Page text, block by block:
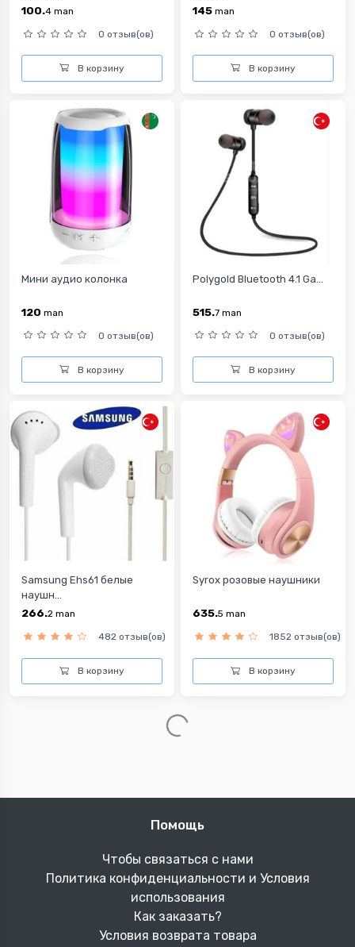
100.4 man
0 отзыв(ов)
В корзину
145 man
0 отзыв(ов)
В корзину
Мини аудио колонка
120 man
0 отзыв(ов)
В корзину
Polygold Bluetooth 4.1 Ga...
515.7 man
0 отзыв(ов)
В корзину
Samsung Ehs61 белые
наушн...
266.2 man
482 отзыв(ов)
В корзину
Syrox розовые наушники
635.5 man
1852 отзыв(ов)
В корзину
Snopy Sn-101 чёрные
26 отзыв(ов)
Xiaomi чёрные наушники
326.5